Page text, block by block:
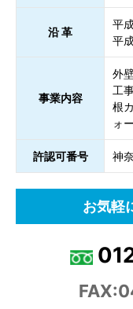
沿 革
平
平
事業内容
外
工
根
ォ
許認可番号 神
お気軽